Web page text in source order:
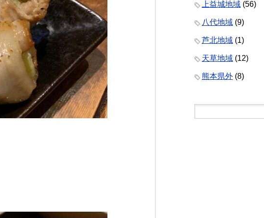
上益城地域 (56)
八代地域 (9)
芦北地域 (1)
天草地域 (12)
熊本県外 (8)